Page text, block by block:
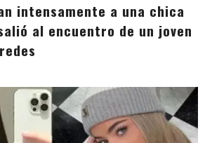
intensamente a una chica
al encuentro de un joven